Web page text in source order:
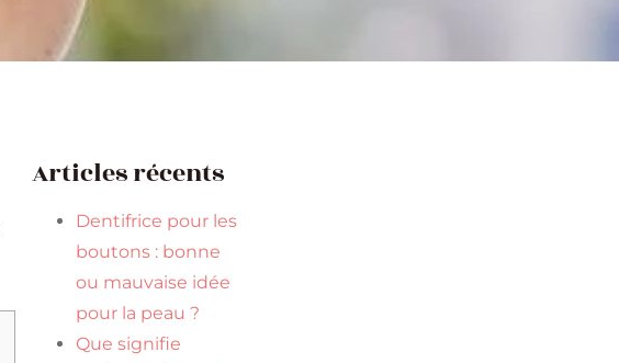
Articles récents
Dentifrice pour les
boutons : bonne
ou mauvaise idée
pour la peau ?
Que signifie